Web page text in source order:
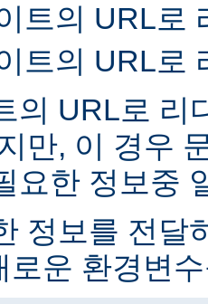
트의 URL로
트의 URL로
의 URL로 리
만, 이 경우
요한 정보중
정보를 전달
로운 환경변